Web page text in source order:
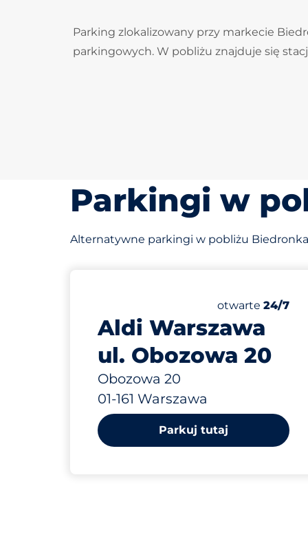
Parking zlokalizowany przy markecie
parkingowych. W pobliżu znajduje się
Parkingi w
Alternatywne parkingi w pobliżu Biedronka
Aldi Warszawa
ul. Obozowa 20
Obozowa 20
01-161 Warszawa
Liczba miejsc
Całkowita
Sobota
otwarte 24/7
Parkuj tutaj